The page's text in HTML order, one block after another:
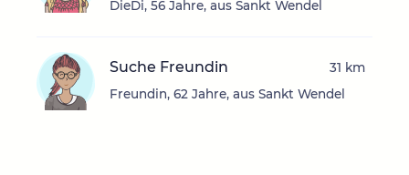
DieDi, 56 Jahre, aus Sankt Wendel
Suche Freundin
Freundin, 62 Jahre, aus Sankt Wendel
31 km